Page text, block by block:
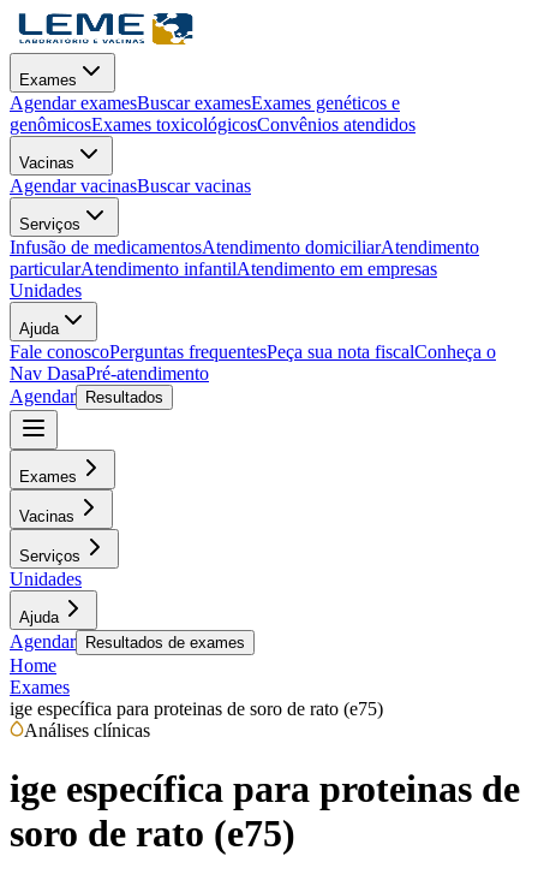
Exames
Agendar examesBuscar examesExames genéticos e
genômicosExames toxicológicosConvênios atendidos
Vacinas
Agendar vacinasBuscar vacinas
Serviços
Infusão de medicamentosAtendimento domiciliarAtendimento
particularAtendimento infantilAtendimento em empresas
Unidades
Ajuda
Fale conoscoPerguntas frequentesPeça sua nota fiscalConheça o
Nav DasaPré-atendimento
Agendar
Resultados
Exames
Vacinas
Serviços
Unidades
Ajuda
Agendar Resultados de exames
Home
Exames
ige específica para proteinas de soro de rato (e75)
Análises clínicas
ige específica para proteinas de
soro de rato (e75)